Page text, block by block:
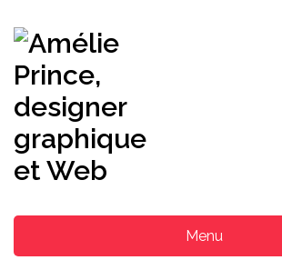
Menu